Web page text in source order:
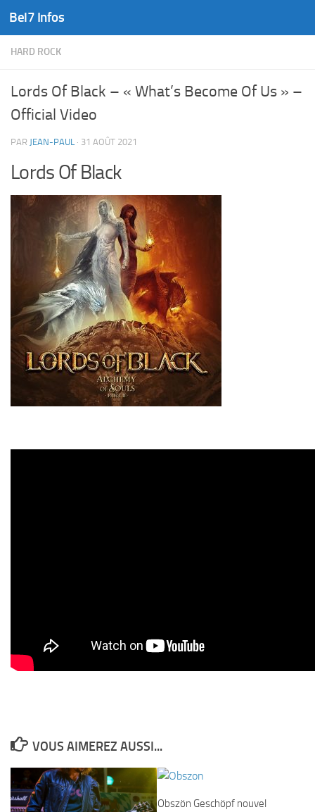
Skip to content
Bel7 Infos
HARD ROCK
Lords Of Black – « What’s Become Of Us » –
Official Video
PAR JEAN-PAUL · 31 AOÛT 2021
Lords Of Black
VOUS AIMEREZ AUSSI...
Obszön Geschöpf nouvel